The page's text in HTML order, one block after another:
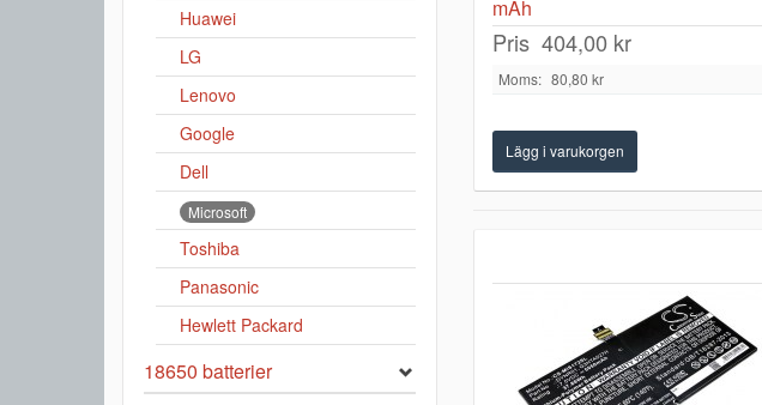
mAh
Pris 404,00 kr
Moms: 80,80 kr
Huawei
LG
Lenovo
Google
Dell
Microsoft
Toshiba
Panasonic
Hewlett Packard
18650 batterier